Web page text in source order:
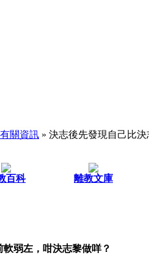
關資訊 » 決志後先發現自己比
百科 離教文庫
弱左，咁決志黎做咩？